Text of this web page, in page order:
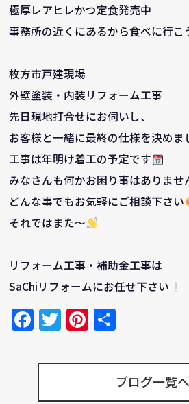
極厚レアヒレかつ定食発売中
事務所の近くにあるから食べに行こ
枚方市戸建現場
外壁塗装・内装リフォーム工事
先日現地打合せにお伺いし、
お客様と一緒に最終の仕様を決めま
工事は年明け着工の予定です
みなさんも何かお困り事はありませ
どんな事でもお気軽にご相談下さい
それではまた～
リフォーム工事・補助金工事は
SaChiリフォームにお任せ下さい
Facebook
TwitterPinterest
ブログ一覧へ